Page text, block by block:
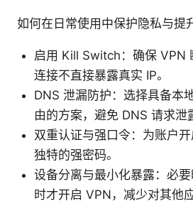
如何在日常使用中保护隐私与提
启用 Kill Switch：确保 VPN
连接不直接暴露真实 IP。
DNS 泄漏防护：选择具备本
由的方案，避免 DNS 请求泄
双重认证与强口令：为账户
独特的强密码。
设备分离与最小化暴露：必
时才开启 VPN，减少对其他